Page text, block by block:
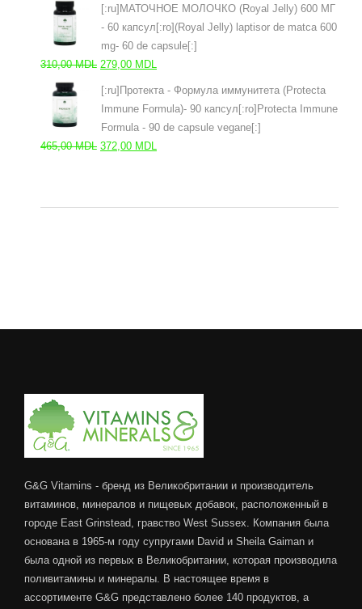
[:ru]МАТОЧНОЕ МОЛОЧКО (Royal Jelly) 600 МГ
- 60 капсул[:ro](Royal Jelly) laptisor de matca 600
mg- 60 de capsule[:]
310,00MDL Первоначальная
279,00 MDL
[:ru]Протекта - Формула иммунитета (Protecta
Immune Formula)- 90 капсул[:ro]Protecta Immune
Formula - 90 de capsule vegane[:]
465,00MDL Первоначальная
372,00 MDL
G&G Vitamins - бренд из Великобритании и производитель
витаминов, минералов и пищевых добавок, расположенный в
городе East Grinstead, гравство West Sussex. Компания была
основана в 1965-м году супругами David и Sheila Gaiman и
была одной из первых в Великобритании, которая производила
поливитамины и минералы. В настоящее время в
ассортименте G&G представлено более 140 продуктов, а